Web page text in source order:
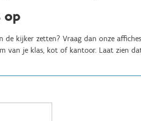
op
de kijker zetten? Vraag dan onze
van je klas, kot of kantoor. Laat zien